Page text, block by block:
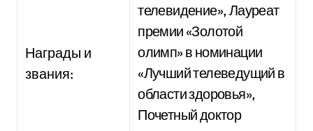
Награды и
звания:
телевидение», Лауреат
премии «Золотой
олимп» в номинации
«Лучший телеведущий в
области здоровья»,
Почетный доктор